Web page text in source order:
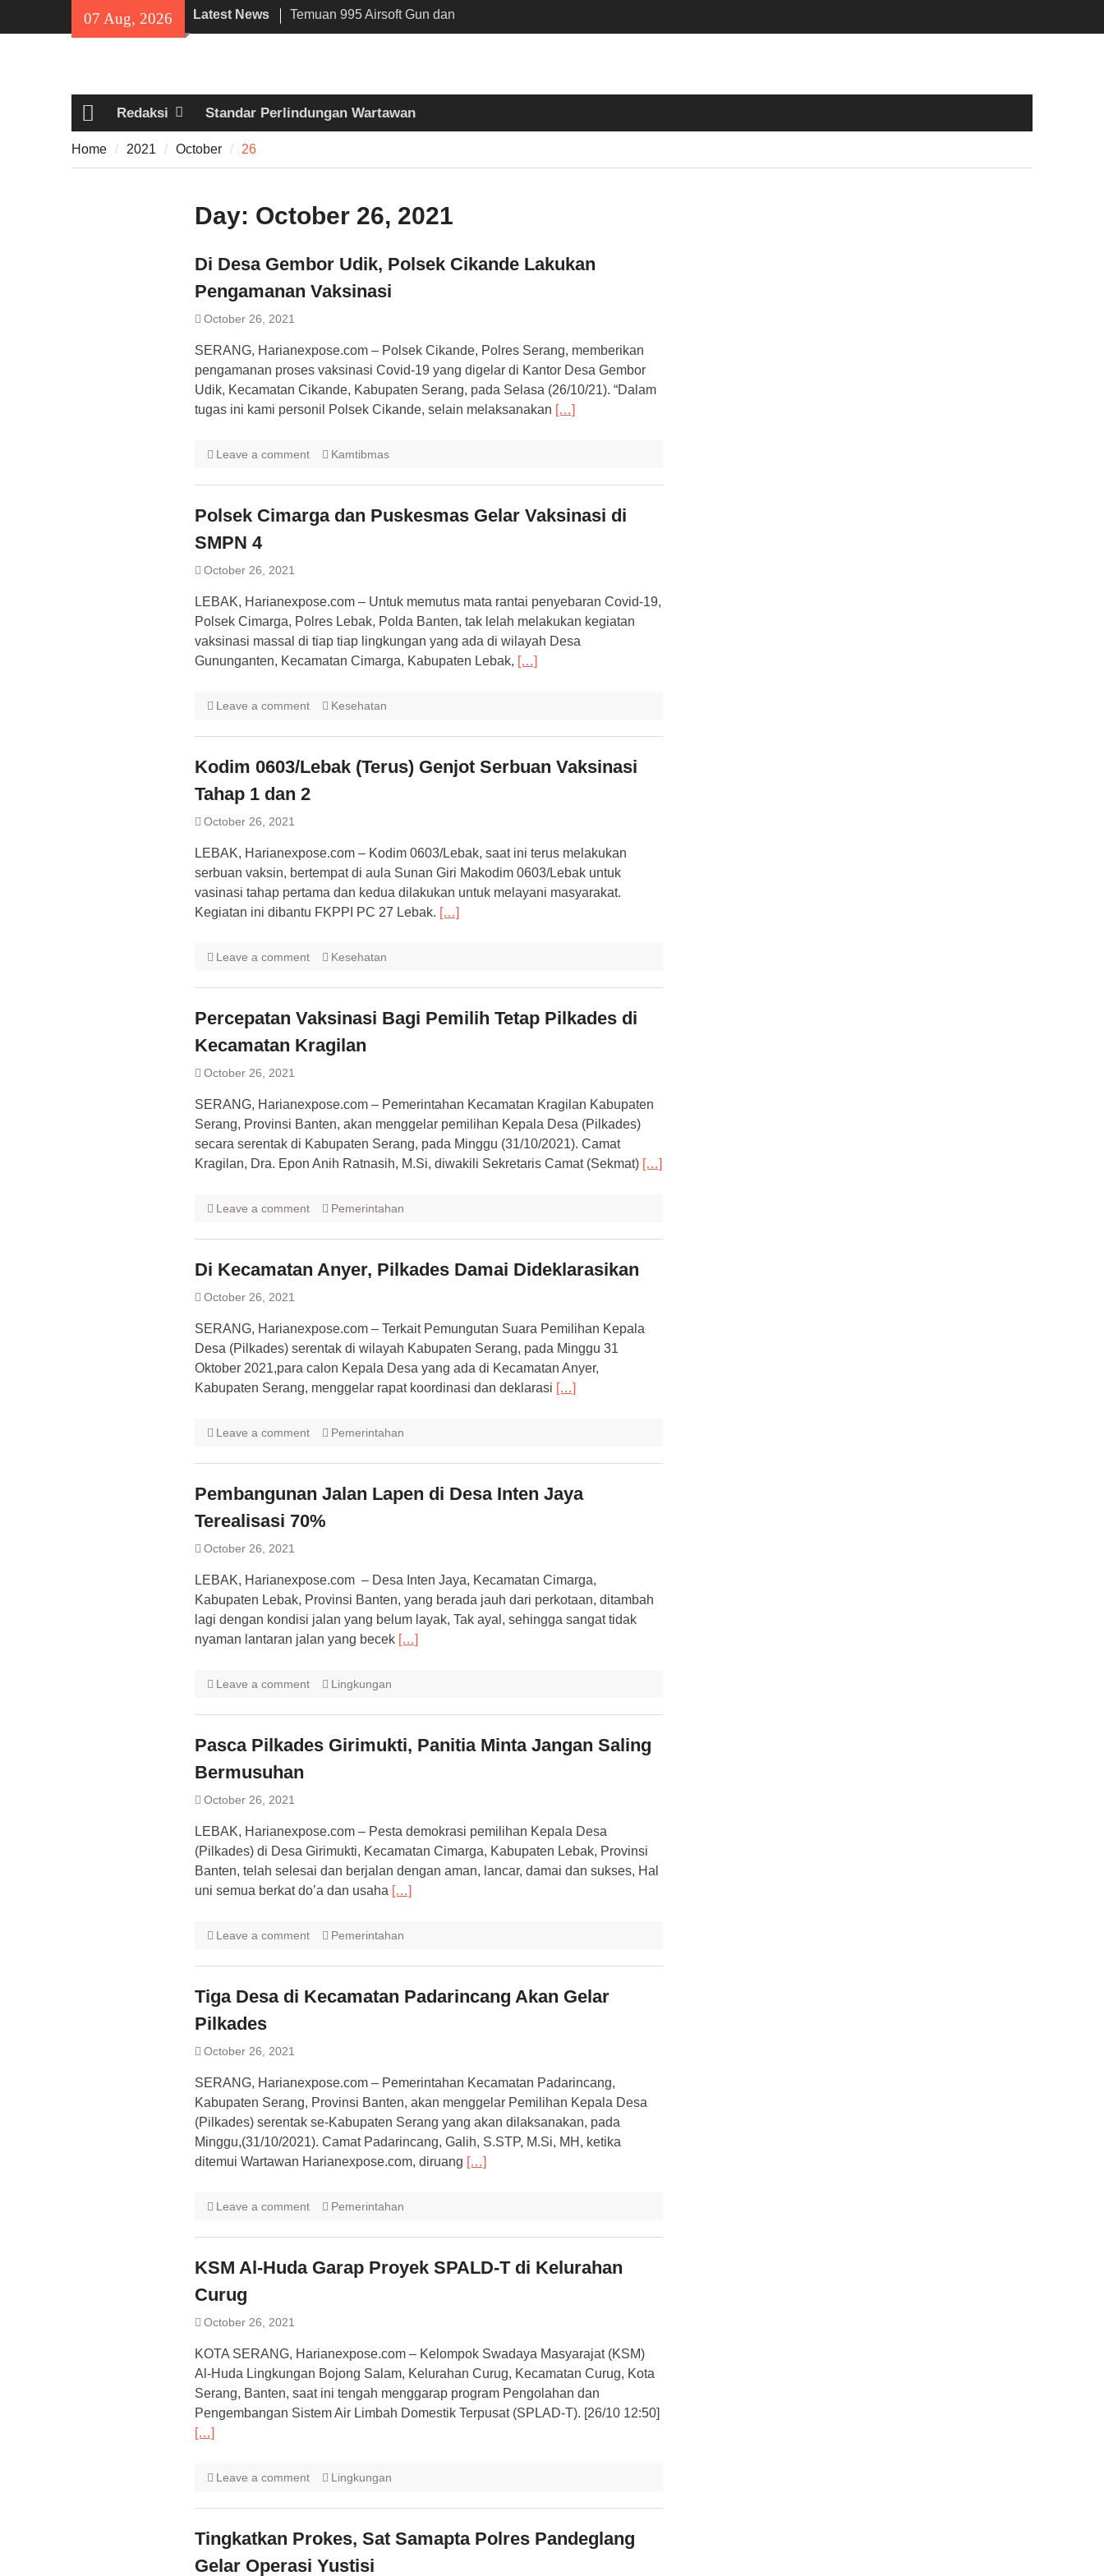
07 Aug, 2026 Latest News
Temuan 995 Airsoft Gun dan
Narkoba di Sekolah Kebayoran
Sholat Jum’at
141 Tahun Stasiun Slawi : “Dari
Angkut Hasil Bumi hingga Gerakkan
HomeRedaksi Standar Perlindungan Wartawan
Home 2021 October 26
Day: October 26, 2021
Di Desa Gembor Udik, Polsek Cikande Lakukan
Pengamanan Vaksinasi
October 26, 2021
SERANG, Harianexpose.com – Polsek Cikande, Polres Serang, memberikan
pengamanan proses vaksinasi Covid-19 yang digelar di Kantor Desa Gembor
Udik, Kecamatan Cikande, Kabupaten Serang, pada Selasa (26/10/21). “Dalam
tugas ini kami personil Polsek Cikande, selain melaksanakan […]
Leave a comment Kamtibmas
Polsek Cimarga dan Puskesmas Gelar Vaksinasi di
SMPN 4
October 26, 2021
LEBAK, Harianexpose.com – Untuk memutus mata rantai penyebaran Covid-19,
Polsek Cimarga, Polres Lebak, Polda Banten, tak lelah melakukan kegiatan
vaksinasi massal di tiap tiap lingkungan yang ada di wilayah Desa
Gununganten, Kecamatan Cimarga, Kabupaten Lebak, […]
Leave a comment Kesehatan
Kodim 0603/Lebak (Terus) Genjot Serbuan Vaksinasi
Tahap 1 dan 2
October 26, 2021
LEBAK, Harianexpose.com – Kodim 0603/Lebak, saat ini terus melakukan
serbuan vaksin, bertempat di aula Sunan Giri Makodim 0603/Lebak untuk
vasinasi tahap pertama dan kedua dilakukan untuk melayani masyarakat.
Kegiatan ini dibantu FKPPI PC 27 Lebak. […]
Leave a comment Kesehatan
Percepatan Vaksinasi Bagi Pemilih Tetap Pilkades di
Kecamatan Kragilan
October 26, 2021
SERANG, Harianexpose.com – Pemerintahan Kecamatan Kragilan Kabupaten
Serang, Provinsi Banten, akan menggelar pemilihan Kepala Desa (Pilkades)
secara serentak di Kabupaten Serang, pada Minggu (31/10/2021). Camat
Kragilan, Dra. Epon Anih Ratnasih, M.Si, diwakili Sekretaris Camat (Sekmat) […]
Leave a comment Pemerintahan
Di Kecamatan Anyer, Pilkades Damai Dideklarasikan
October 26, 2021
SERANG, Harianexpose.com – Terkait Pemungutan Suara Pemilihan Kepala
Desa (Pilkades) serentak di wilayah Kabupaten Serang, pada Minggu 31
Oktober 2021,para calon Kepala Desa yang ada di Kecamatan Anyer,
Kabupaten Serang, menggelar rapat koordinasi dan deklarasi […]
Leave a comment Pemerintahan
Pembangunan Jalan Lapen di Desa Inten Jaya
Terealisasi 70%
October 26, 2021
LEBAK, Harianexpose.com – Desa Inten Jaya, Kecamatan Cimarga,
Kabupaten Lebak, Provinsi Banten, yang berada jauh dari perkotaan, ditambah
lagi dengan kondisi jalan yang belum layak, Tak ayal, sehingga sangat tidak
nyaman lantaran jalan yang becek […]
Leave a comment Lingkungan
Pasca Pilkades Girimukti, Panitia Minta Jangan Saling
Bermusuhan
October 26, 2021
LEBAK, Harianexpose.com – Pesta demokrasi pemilihan Kepala Desa
(Pilkades) di Desa Girimukti, Kecamatan Cimarga, Kabupaten Lebak, Provinsi
Banten, telah selesai dan berjalan dengan aman, lancar, damai dan sukses, Hal
uni semua berkat do’a dan usaha […]
Leave a comment Pemerintahan
Tiga Desa di Kecamatan Padarincang Akan Gelar
Pilkades
October 26, 2021
SERANG, Harianexpose.com – Pemerintahan Kecamatan Padarincang,
Kabupaten Serang, Provinsi Banten, akan menggelar Pemilihan Kepala Desa
(Pilkades) serentak se-Kabupaten Serang yang akan dilaksanakan, pada
Minggu,(31/10/2021). Camat Padarincang, Galih, S.STP, M.Si, MH, ketika
ditemui Wartawan Harianexpose.com, diruang […]
Leave a comment Pemerintahan
KSM Al-Huda Garap Proyek SPALD-T di Kelurahan
Curug
October 26, 2021
KOTA SERANG, Harianexpose.com – Kelompok Swadaya Masyarajat (KSM)
Al-Huda Lingkungan Bojong Salam, Kelurahan Curug, Kecamatan Curug, Kota
Serang, Banten, saat ini tengah menggarap program Pengolahan dan
Pengembangan Sistem Air Limbah Domestik Terpusat (SPLAD-T). [26/10 12:50]
[…]
Leave a comment Lingkungan
Tingkatkan Prokes, Sat Samapta Polres Pandeglang
Gelar Operasi Yustisi